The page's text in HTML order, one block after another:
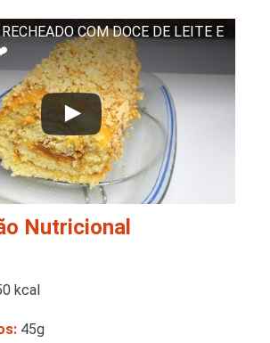
COM DOCE DE LEITE E
Nutricional
kcal
45g